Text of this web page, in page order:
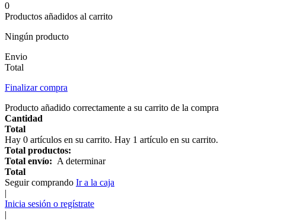
0
Productos añadidos al carrito
Ningún producto
Envio
Total
Finalizar compra
Producto añadido correctamente a su carrito de la compra
Cantidad
Total
Hay 0 artículos en su carrito. Hay 1 artículo en su carrito.
Total productos:
Total envío: A determinar
Total
Seguir comprando Ir a la caja
|
Inicia sesión o regístrate
|